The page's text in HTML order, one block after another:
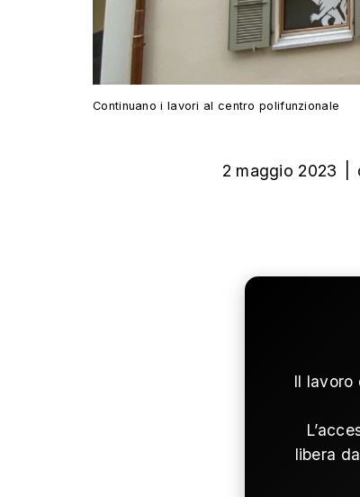
Continuano i lavori al centro polifunzionale
2 maggio 2023
Il lavoro
libera